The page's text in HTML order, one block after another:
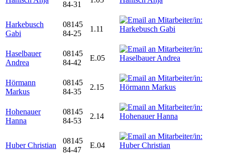
84-31
Harkebusch
Gabi
08145
84-25
1.11
Haselbauer
Andrea
08145
84-42
E.05
Hörmann
Markus
08145
84-35
2.15
Hohenauer
Hanna
08145
84-53
2.14
Huber Christian
08145
84-47
E.04